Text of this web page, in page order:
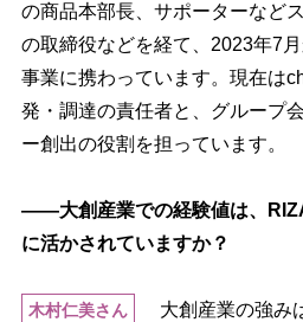
の商品本部長、サポーターなど
の取締役などを経て、2023年7
事業に携わっています。現在は
発・調達の責任者と、グループ
ー創出の役割を担っています。
――大創産業での経験値は、
に活かされていますか？
木村仁美さん
大創産業の強み